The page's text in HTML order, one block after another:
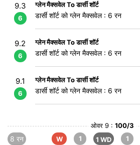
9.3
6
ग्लेन मैक्सवेल To डार्सी शॉर्ट
डार्सी शॉर्ट को ग्लेन मैक्सवेल : 6 रन
9.2
6
ग्लेन मैक्सवेल To डार्सी शॉर्ट
डार्सी शॉर्ट को ग्लेन मैक्सवेल : 6 रन
9.1
6
ग्लेन मैक्सवेल To डार्सी शॉर्ट
डार्सी शॉर्ट को ग्लेन मैक्सवेल : 6 रन
ओवर 9 : 100/3
8 रन
W
1
1 WD
1